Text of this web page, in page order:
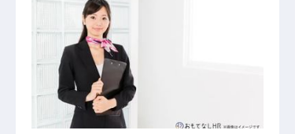
内務・番頭